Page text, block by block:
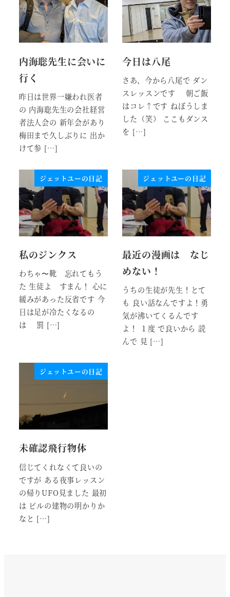
内海聡先生に会いに
行く
昨日は世界一嫌われ医者
の 内海聡先生の会社経営
者法人会の 新年会があり
梅田まで久しぶりに 出か
けて参 […]
今日は八尾
さあ、今から八尾で ダン
スレッスンです 朝ご飯
はコレ↑です ねぼうしま
した（笑） ここもダンス
を […]
ジェットユーの日記
私のジンクス
わちゃ〜靴 忘れてもう
た 生徒よ すまん！ 心に
緩みがあった反省です 今
日は足が冷たくなるの
は 罰 […]
ジェットユーの日記
最近の漫画は なじ
めない！
うちの生徒が先生！とて
も 良い話なんですよ！勇
気が沸いてくるんです
よ！ １度 で良いから 読
んで 見 […]
ジェットユーの日記
未確認飛行物体
信じてくれなくて良いの
ですが ある夜事レッスン
の帰りUFO見ました 最初
は ビルの建物の明かりか
なと […]